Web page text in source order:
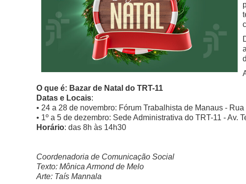
O que é: Bazar de Natal do TRT-11
Datas e Locais:
• 24 a 28 de novembro: Fórum Trabalhista de Manaus -
• 1º a 5 de dezembro: Sede Administrativa do TRT-11 - Av.
Horário: das 8h às 14h30
Coordenadoria de Comunicação Social
Texto: Mônica Armond de Melo
Arte: Taís Mannala